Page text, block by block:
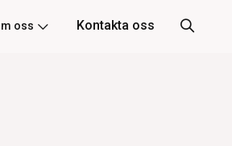
oss Kontakta oss